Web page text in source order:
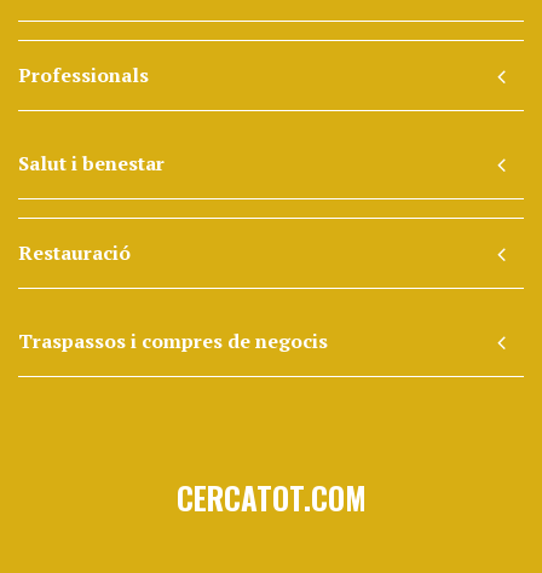
Professionals
Salut i benestar
Restauració
Traspassos i compres de negocis
CERCATOT.COM